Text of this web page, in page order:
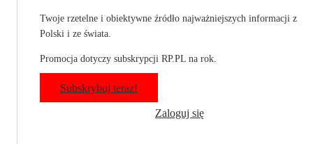
Twoje rzetelne i obiektywne źródło najważniejszych informacji z
Polski i ze świata.
Promocja dotyczy subskrypcji RP.PL na rok.
Subskrybuj teraz!
Zaloguj się